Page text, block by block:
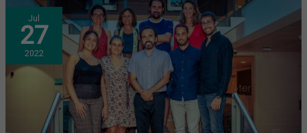
Jul
27
2022
RESOLUCIÓN
DE
LA
CONVOCATORIA
2022-
2023
DE
BECAS
PREMIOS
COFB